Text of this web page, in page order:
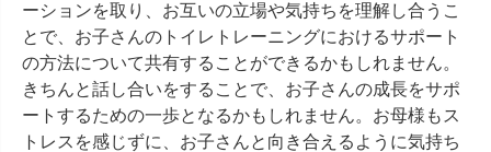
ーションを取り、お互いの立場や気持ちを理解し合うこ
とで、お子さんのトイレトレーニングにおけるサポート
の方法について共有することができるかもしれません。
きちんと話し合いをすることで、お子さんの成長をサポ
ートするための一歩となるかもしれません。お母様もス
トレスを感じずに、お子さんと向き合えるように気持ち